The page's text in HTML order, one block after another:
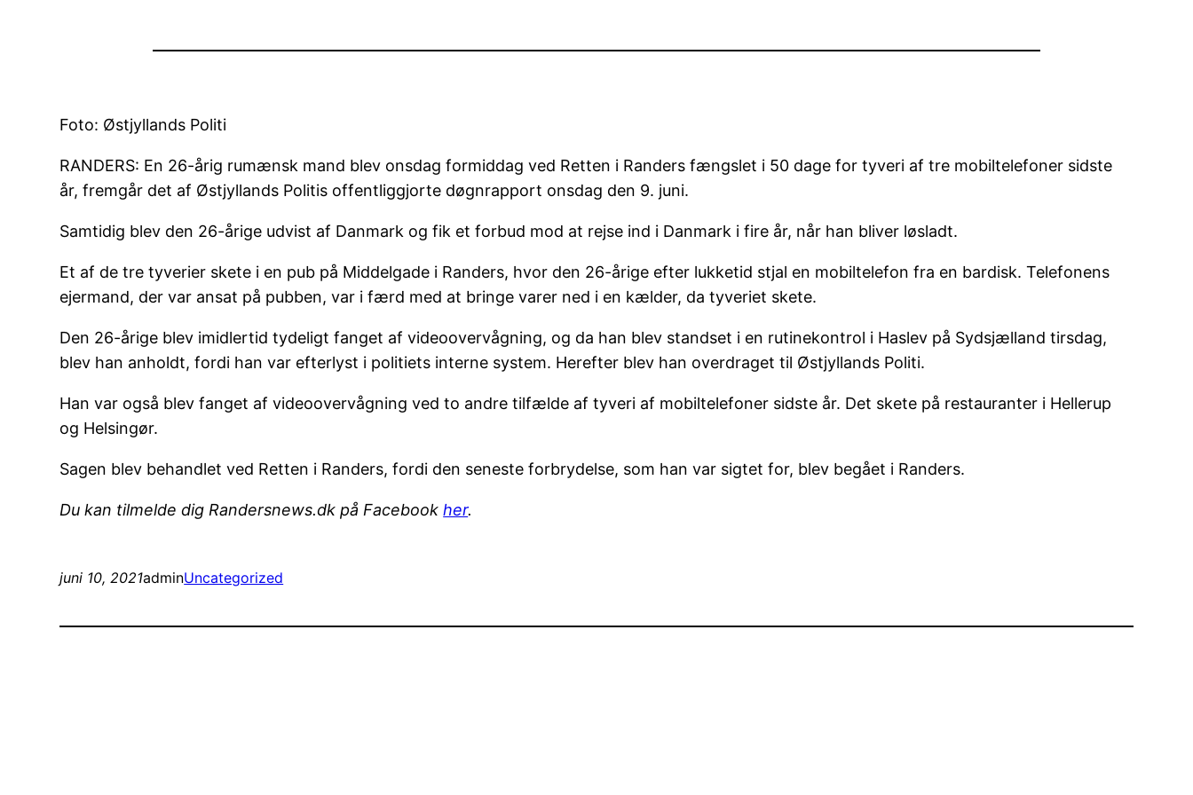
Foto: Østjyllands Politi
RANDERS: En 26-årig rumænsk mand blev onsdag formiddag ved Retten i Randers fængslet i 50 dage for tyveri af tre mobiltelefoner sidste
år, fremgår det af Østjyllands Politis offentliggjorte døgnrapport onsdag den 9. juni.
Samtidig blev den 26-årige udvist af Danmark og fik et forbud mod at rejse ind i Danmark i fire år, når han bliver løsladt.
Et af de tre tyverier skete i en pub på Middelgade i Randers, hvor den 26-årige efter lukketid stjal en mobiltelefon fra en bardisk. Telefonens
ejermand, der var ansat på pubben, var i færd med at bringe varer ned i en kælder, da tyveriet skete.
Den 26-årige blev imidlertid tydeligt fanget af videoovervågning, og da han blev standset i en rutinekontrol i Haslev på Sydsjælland tirsdag,
blev han anholdt, fordi han var efterlyst i politiets interne system. Herefter blev han overdraget til Østjyllands Politi.
Han var også blev fanget af videoovervågning ved to andre tilfælde af tyveri af mobiltelefoner sidste år. Det skete på restauranter i Hellerup
og Helsingør.
Sagen blev behandlet ved Retten i Randers, fordi den seneste forbrydelse, som han var sigtet for, blev begået i Randers.
Du kan tilmelde dig Randersnews.dk på Facebookher.
juni 10, 2021adminUncategorized